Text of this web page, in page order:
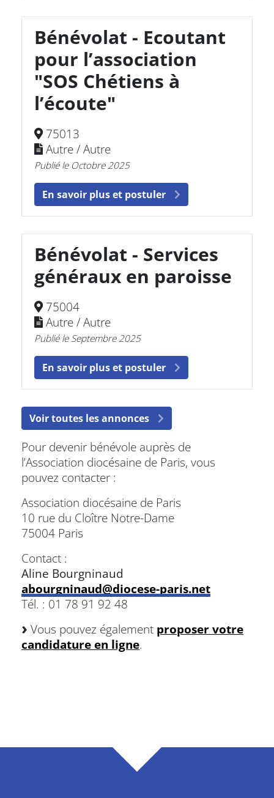
Bénévolat - Ecoutant
pour l’association
"SOS Chétiens à
l’écoute"
75013
Autre / Autre
Publié le Octobre 2025
En savoir plus et postuler
Bénévolat - Services
généraux en paroisse
75004
Autre / Autre
Publié le Septembre 2025
En savoir plus et postuler
Voir toutes les annonces
Pour devenir bénévole auprès de
l’Association diocésaine de Paris, vous
pouvez contacter :
Association diocésaine de Paris
10 rue du Cloître Notre-Dame
75004 Paris
Contact :
Aline Bourgninaud
abourgninaud@diocese-paris.net
Tél. : 01 78 91 92 48
Vous pouvez également proposer votre
candidature en ligne.